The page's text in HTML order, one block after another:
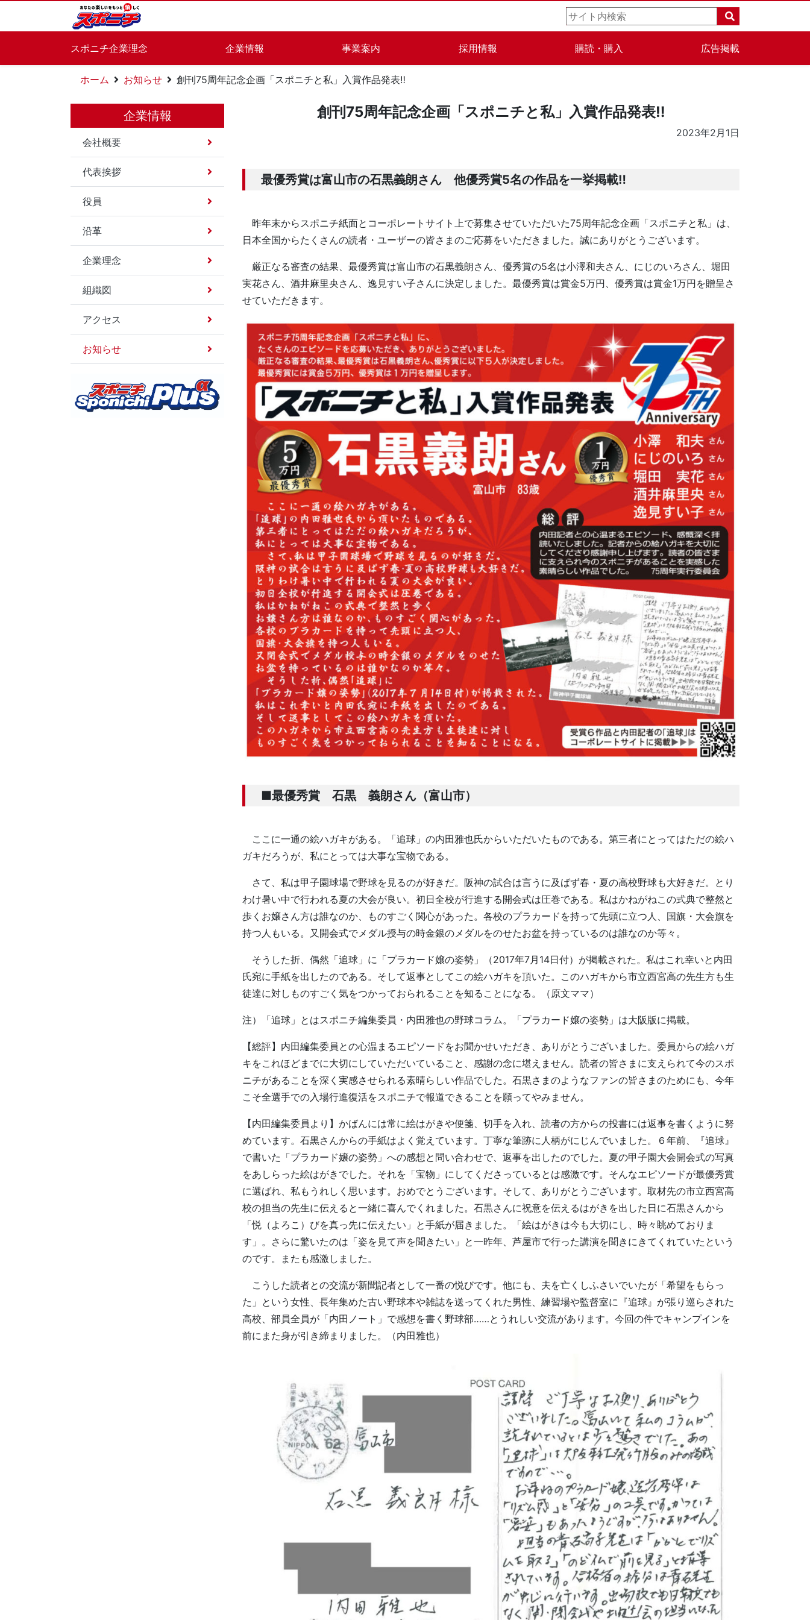
スポニチ企業理念 企業情報 事業案内 採用情報 購読・購入 広告掲載
ホーム お知らせ 創刊75周年記念企画「スポニチと私」入賞作品発表‼
企業情報
会社概要
代表挨拶
役員
沿革
企業理念
組織図
アクセス
お知らせ
創刊75周年記念企画「スポニチと私」入賞作品発表‼
2023年2月1日
最優秀賞は富山市の石黒義朗さん 他優秀賞5名の作品を一挙掲載‼
昨年末からスポニチ紙面とコーポレートサイト上で募集させていただいた75周年記念企画「スポニチと私」は、
日本全国からたくさんの読者・ユーザーの皆さまのご応募をいただきました。誠にありがとうございます。
厳正なる審査の結果、最優秀賞は富山市の石黒義朗さん、優秀賞の5名は小澤和夫さん、にじのいろさん、堀田
実花さん、酒井麻里央さん、逸見すい子さんに決定しました。最優秀賞は賞金5万円、優秀賞は賞金1万円を贈呈さ
せていただきます。
■最優秀賞 石黒 義朗さん（富山市）
ここに一通の絵ハガキがある。「追球」の内田雅也氏からいただいたものである。第三者にとってはただの絵ハ
ガキだろうが、私にとっては大事な宝物である。
さて、私は甲子園球場で野球を見るのが好きだ。阪神の試合は言うに及ばず春・夏の高校野球も大好きだ。とり
わけ暑い中で行われる夏の大会が良い。初日全校が行進する開会式は圧巻である。私はかねがねこの式典で整然と
歩くお嬢さん方は誰なのか、ものすごく関心があった。各校のプラカードを持って先頭に立つ人、国旗・大会旗を
持つ人もいる。又開会式でメダル授与の時金銀のメダルをのせたお盆を持っているのは誰なのか等々。
そうした折、偶然「追球」に「プラカード嬢の姿勢」（2017年7月14日付）が掲載された。私はこれ幸いと内田
氏宛に手紙を出したのである。そして返事としてこの絵ハガキを頂いた。このハガキから市立西宮高の先生方も生
徒達に対しものすごく気をつかっておられることを知ることになる。（原文ママ）
注）「追球」とはスポニチ編集委員・内田雅也の野球コラム。「プラカード嬢の姿勢」は大阪版に掲載。
【総評】内田編集委員との心温まるエピソードをお聞かせいただき、ありがとうございました。委員からの絵ハガ
キをこれほどまでに大切にしていただいていること、感謝の念に堪えません。読者の皆さまに支えられて今のスポ
ニチがあることを深く実感させられる素晴らしい作品でした。石黒さまのようなファンの皆さまのためにも、今年
こそ全選手での入場行進復活をスポニチで報道できることを願ってやみません。
【内田編集委員より】かばんには常に絵はがきや便箋、切手を入れ、読者の方からの投書には返事を書くように努
めています。石黒さんからの手紙はよく覚えています。丁寧な筆跡に人柄がにじんでいました。６年前、『追球』
で書いた「プラカード嬢の姿勢」への感想と問い合わせで、返事を出したのでした。夏の甲子園大会開会式の写真
をあしらった絵はがきでした。それを「宝物」にしてくださっているとは感激です。そんなエピソードが最優秀賞
に選ばれ、私もうれしく思います。おめでとうございます。そして、ありがとうございます。取材先の市立西宮高
校の担当の先生に伝えると一緒に喜んでくれました。石黒さんに祝意を伝えるはがきを出した日に石黒さんから
「悦（よろこ）びを真っ先に伝えたい」と手紙が届きました。「絵はがきは今も大切にし、時々眺めておりま
す」。さらに驚いたのは「姿を見て声を聞きたい」と一昨年、芦屋市で行った講演を聞きにきてくれていたという
のです。またも感激しました。
こうした読者との交流が新聞記者として一番の悦びです。他にも、夫を亡くしふさいでいたが「希望をもらっ
た」という女性、長年集めた古い野球本や雑誌を送ってくれた男性、練習場や監督室に『追球』が張り巡らされた
高校、部員全員が「内田ノート」で感想を書く野球部……とうれしい交流があります。今回の件でキャンプインを
前にまた身が引き締まりました。（内田雅也）